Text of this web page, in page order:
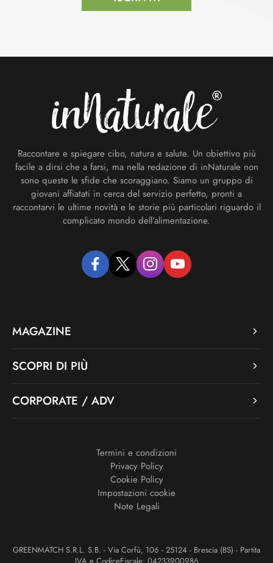
Raccontare e spiegare cibo, natura e salute. Un obiettivo più
facile a dirsi che a farsi, ma nella redazione di inNaturale non
sono queste le sfide che scoraggiano. Siamo un gruppo di
giovani affiatati in cerca del servizio perfetto, pronti a
raccontarvi le ultime novità e le storie più particolari riguardo il
complicato mondo dell’alimentazione.
facebooktwitter instagramyoutube
MAGAZINE
SCOPRI DI PIÙ
CORPORATE / ADV
Termini e condizioni
Privacy Policy
Cookie Policy
Impostazioni cookie
Note Legali
GREENMATCH S.R.L. S.B. - Via Corfù, 106 - 25124 - Brescia (BS) - Partita